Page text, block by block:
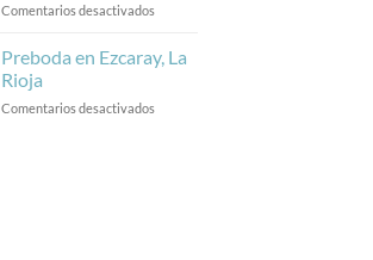
Comentarios desactivados
Preboda en Ezcaray, La
Rioja
Comentarios desactivados